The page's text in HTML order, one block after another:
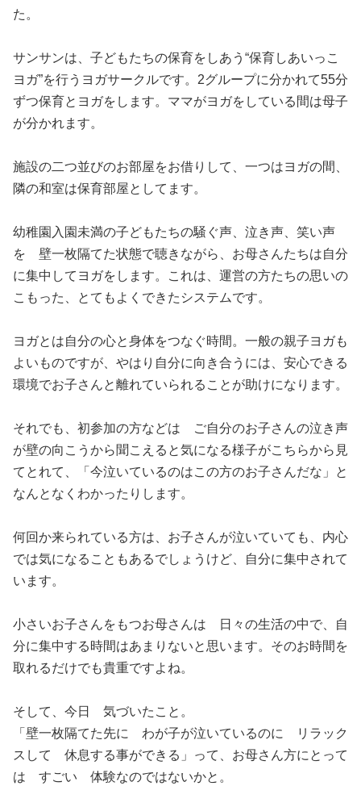
た。
サンサンは、子どもたちの保育をしあう“保育しあいっこ
ヨガ”を行うヨガサークルです。2グループに分かれて55分
ずつ保育とヨガをします。ママがヨガをしている間は母子
が分かれます。
施設の二つ並びのお部屋をお借りして、一つはヨガの間、
隣の和室は保育部屋としてます。
幼稚園入園未満の子どもたちの騒ぐ声、泣き声、笑い声
を 壁一枚隔てた状態で聴きながら、お母さんたちは自分
に集中してヨガをします。これは、運営の方たちの思いの
こもった、とてもよくできたシステムです。
ヨガとは自分の心と身体をつなぐ時間。一般の親子ヨガも
よいものですが、やはり自分に向き合うには、安心できる
環境でお子さんと離れていられることが助けになります。
それでも、初参加の方などは ご自分のお子さんの泣き声
が壁の向こうから聞こえると気になる様子がこちらから見
てとれて、「今泣いているのはこの方のお子さんだな」と
なんとなくわかったりします。
何回か来られている方は、お子さんが泣いていても、内心
では気になることもあるでしょうけど、自分に集中されて
います。
小さいお子さんをもつお母さんは 日々の生活の中で、自
分に集中する時間はあまりないと思います。そのお時間を
取れるだけでも貴重ですよね。
そして、今日 気づいたこと。
「壁一枚隔てた先に わが子が泣いているのに リラック
スして 休息する事ができる」って、お母さん方にとって
は すごい 体験なのではないかと。